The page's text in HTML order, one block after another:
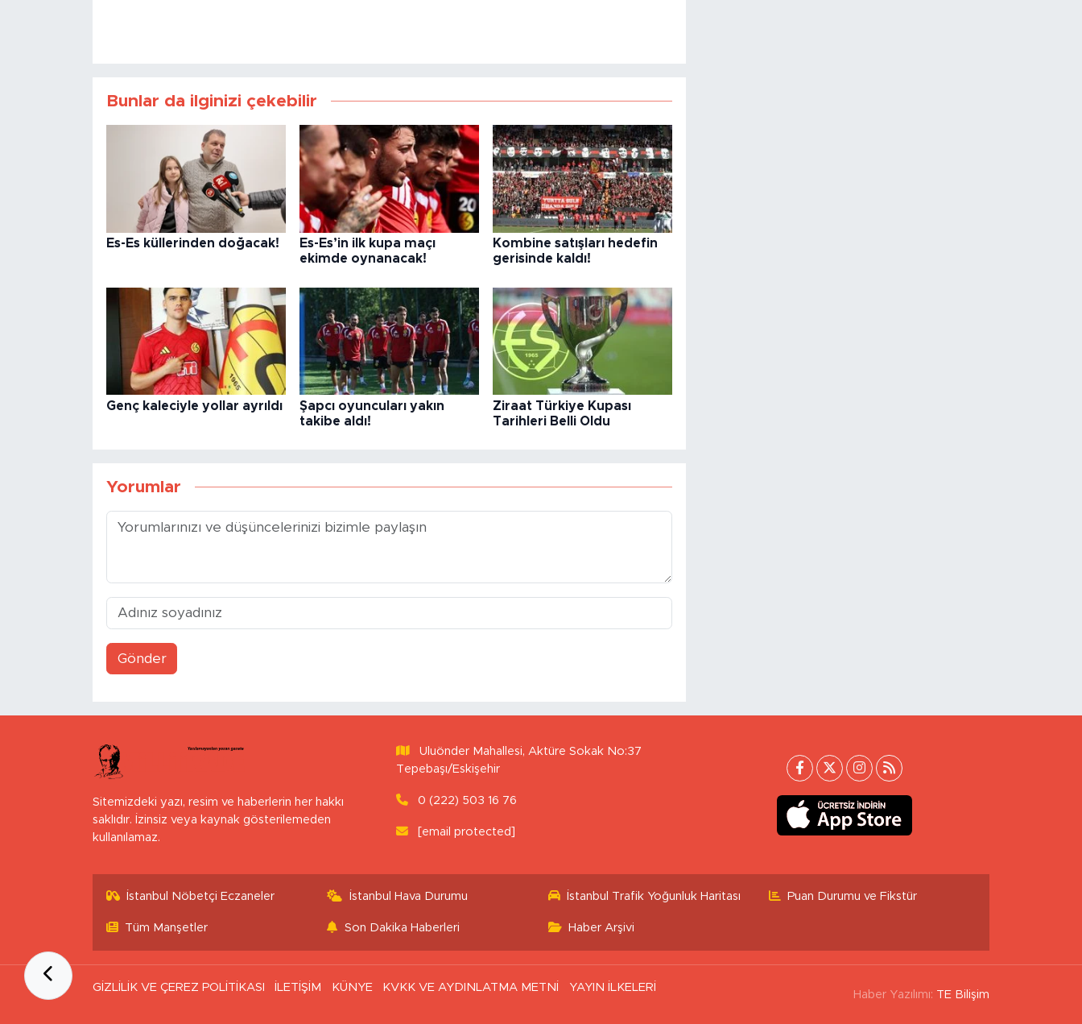
Bunlar da ilginizi çekebilir
Es-Es küllerinden doğacak!
Es-Es’in ilk kupa maçı
ekimde oynanacak!
Kombine satışları hedefin
gerisinde kaldı!
Genç kaleciyle yollar ayrıldı
Şapcı oyuncuları yakın
takibe aldı!
Ziraat Türkiye Kupası
Tarihleri Belli Oldu
Yorumlar
Gönder
Sitemizdeki yazı, resim ve haberlerin her hakkı
saklıdır. İzinsiz veya kaynak gösterilemeden
kullanılamaz.
Uluönder Mahallesi, Aktüre Sokak No:37
Tepebaşı/Eskişehir
0 (222) 503 16 76
[email protected]
İstanbul Nöbetçi Eczaneler İstanbul Hava Durumu İstanbul Trafik Yoğunluk Haritası Puan Durumu ve Fikstür
Tüm Manşetler Son Dakika Haberleri Haber Arşivi
GİZLİLİK VE ÇEREZ POLİTİKASI İLETİŞİM KÜNYE KVKK VE AYDINLATMA METNİ YAYIN İLKELERİ
Haber Yazılımı: TE Bilişim